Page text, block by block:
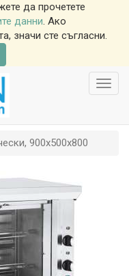
да прочетете
данни. Ако
значи сте съгласни.
900x500x800